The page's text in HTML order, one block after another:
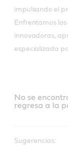
impulsando el
Enfrentamos
innovadoras,
especializada
news
No se
regresa a la
Sugerencias: